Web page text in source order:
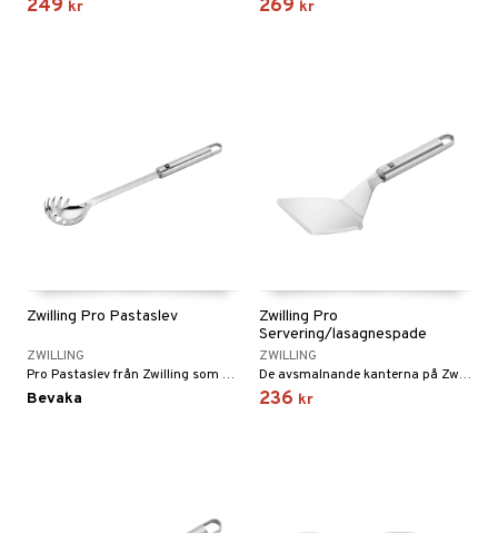
249 kr 269 kr
Zwilling Pro Pastaslev
ZWILLING
Pro Pastaslev från Zwilling som är extra stor vilket gör att du med lätthet kan lyfta spagetti eller nudlar från grytan.
Bevaka
Zwilling Pro
Servering/lasagnespade
ZWILLING
De avsmalnande kanterna på Zwilling Pro Servering/lasagnespade gör att lasagnelyftaren enkelt kan glida under delar för enkel servering.
236 kr